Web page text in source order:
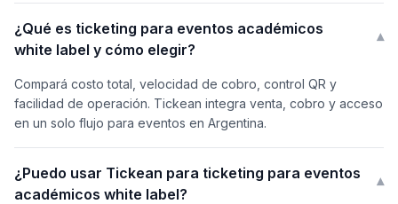
¿Qué es ticketing para eventos académicos
white label y cómo elegir?
▾
Compará costo total, velocidad de cobro, control QR y
facilidad de operación. Tickean integra venta, cobro y acceso
en un solo flujo para eventos en Argentina.
¿Puedo usar Tickean para ticketing para eventos
académicos white label?
▾